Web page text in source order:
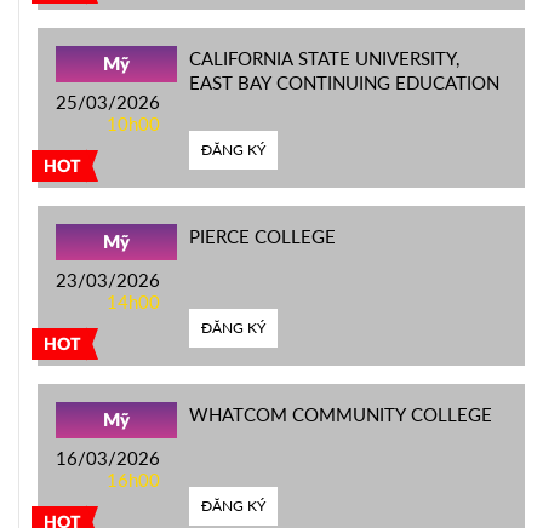
HOT
Mỹ
25/03/2026
10h00
CALIFORNIA STATE UNIVERSITY,
EAST BAY CONTINUING EDUCATION
ĐĂNG KÝ
HOT
Mỹ
23/03/2026
14h00
PIERCE COLLEGE
ĐĂNG KÝ
HOT
Mỹ
16/03/2026
16h00
WHATCOM COMMUNITY COLLEGE
ĐĂNG KÝ